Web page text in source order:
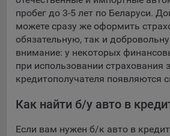
Safari
Opera
Microsoft Edge
Internet Explorer
имеющимся у него вопросом, в части
файлов сookie, на электронную почту
info@myfin.by
пробег до 3-5 лет по Беларуси.
можете сразу же оформить
обязательную, так и
внимание: у некоторых
при использовании страхования
кредитополучателя появляются
Как найти б/у авто в
Если вам нужен б/к авто в